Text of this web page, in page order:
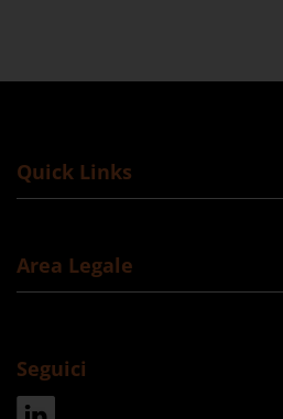
Quick Links
Area Legale
Seguici